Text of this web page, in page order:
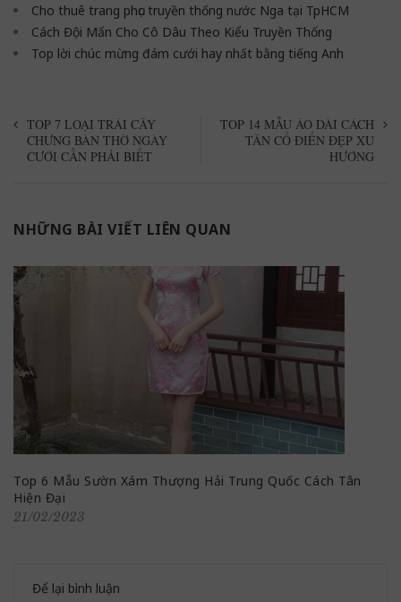
Cho thuê trang phục truyền thống nước Nga tại TpHCM
Cách Đội Mấn Cho Cô Dâu Theo Kiểu Truyền Thống
Top lời chúc mừng đám cưới hay nhất bằng tiếng Anh
TOP 7 LOẠI TRÁI CÂY
CHƯNG BÀN THỜ NGÀY
CƯỚI CẦN PHẢI BIẾT
TOP 14 MẪU ÁO DÀI CÁCH
TÂN CỔ ĐIỂN ĐẸP XU
HƯỚNG
NHỮNG BÀI VIẾT LIÊN QUAN
Top 6 Mẫu Sườn Xám Thượng Hải Trung Quốc Cách Tân
Hiện Đại
21/02/2023
Để lại bình luận